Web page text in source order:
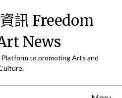
訊 Freedom
News
to promoting Arts and